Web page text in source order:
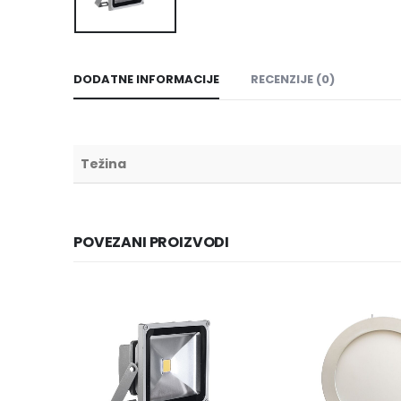
DODATNE INFORMACIJE RECENZIJE (0)
Težina
POVEZANI PROIZVODI